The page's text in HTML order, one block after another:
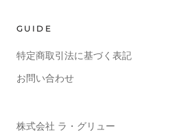
GUIDE
特定商取引法に基づく表記
お問い合わせ
株式会社 ラ・グリュー